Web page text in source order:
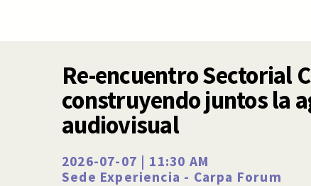
Re-encuentro Sectorial
construyendo juntos la
audiovisual
2026-07-07 | 11:30 AM
Sede Experiencia - Carpa Forum